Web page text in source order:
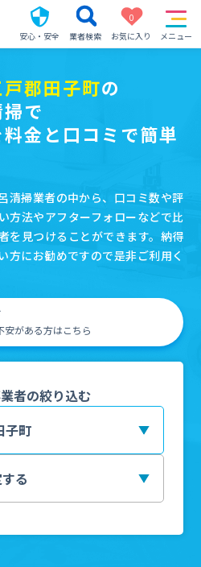
安心・安全 業者検索
0
お気に入り
メニュー
郡田子町の
で
金と口コミで簡単
清掃業者の中から、口コミ数や評
方法やアフターフォローなどで比
を見つけることができます。納得
方にお勧めですので是非ご利用く
安がある方はこちら
者の絞り込む